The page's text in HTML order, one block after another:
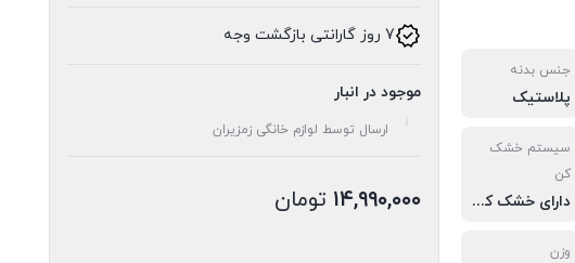
جنس بدنه
پلاستیک
سیستم خشک
کن
دارای خشک کن با توان 180 وات
وزن
7 روز گارانتی بازگشت وجه
موجود در انبار
ارسال توسط لوازم خانگی زمزیران
۱۴,۹۹۰,۰۰۰ تومان